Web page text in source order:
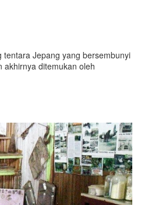
Jepang yang bersembunyi
akhirnya ditemukan oleh